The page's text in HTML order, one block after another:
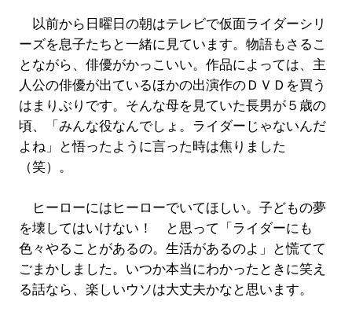
以前から日曜日の朝はテレビで仮面ライダーシリ
ーズを息子たちと一緒に見ています。物語もさるこ
とながら、俳優がかっこいい。作品によっては、主
人公の俳優が出ているほかの出演作のＤＶＤを買う
はまりぶりです。そんな母を見ていた長男が５歳の
頃、「みんな役なんでしょ。ライダーじゃないんだ
よね」と悟ったように言った時は焦りました
（笑）。
ヒーローにはヒーローでいてほしい。子どもの夢
を壊してはいけない！ と思って「ライダーにも
色々やることがあるの。生活があるのよ」と慌てて
ごまかしました。いつか本当にわかったときに笑え
る話なら、楽しいウソは大丈夫かなと思います。